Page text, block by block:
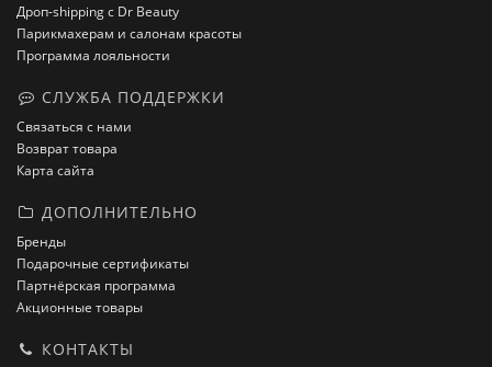
Дроп-shipping с Dr Beauty
Парикмахерам и салонам красоты
Программа лояльности
СЛУЖБА ПОДДЕРЖКИ
Связаться с нами
Возврат товара
Карта сайта
ДОПОЛНИТЕЛЬНО
Бренды
Подарочные сертификаты
Партнёрская программа
Акционные товары
КОНТАКТЫ